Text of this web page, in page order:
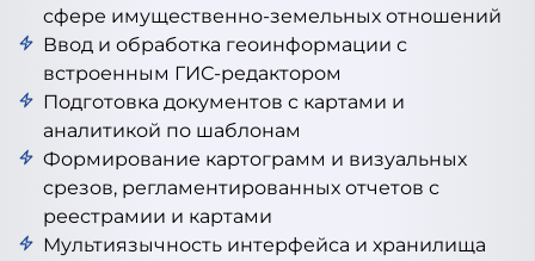
сфере имущественно-земельных отношений
Ввод и обработка геоинформации с
встроенным ГИС-редактором
Подготовка документов с картами и
аналитикой по шаблонам
Формирование картограмм и визуальных
срезов, регламентированных отчетов с
реестрамии и картами
Мультиязычность интерфейса и хранилища